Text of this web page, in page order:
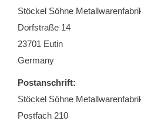
Stöckel Söhne
Dorfstraße 14
23701 Eutin
Germany
Postanschrift:
Stöckel Söhne
Postfach 210